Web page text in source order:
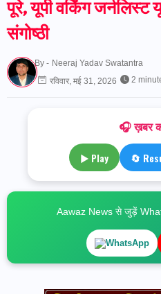
पूरे, यूपी वर्किंग
संगोष्ठी
By - Neeraj Yadav Swatantra
रविवार, मई 31, 2026
2
🎧 ख़बर
▶ Play 🔄
Aawaz News से जुड़ें
WhatsApp